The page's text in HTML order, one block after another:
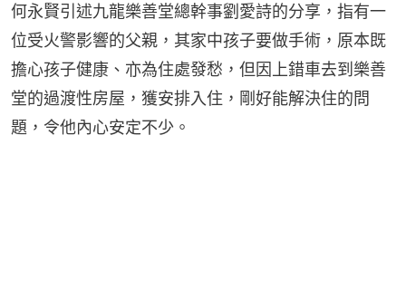
何永賢引述九龍樂善堂總幹事劉愛詩的分享，指有一
位受火警影響的父親，其家中孩子要做手術，原本既
擔心孩子健康、亦為住處發愁，但因上錯車去到樂善
堂的過渡性房屋，獲安排入住，剛好能解決住的問
題，令他內心安定不少。